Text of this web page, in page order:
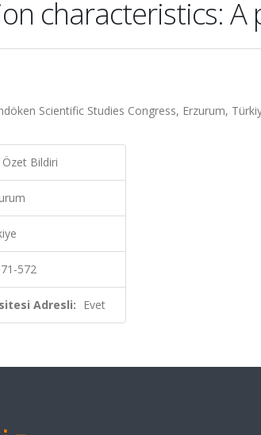
characteristics: A
Scientific Studies Congress, Erzurum,
Bildiri
572
Adresli: Evet